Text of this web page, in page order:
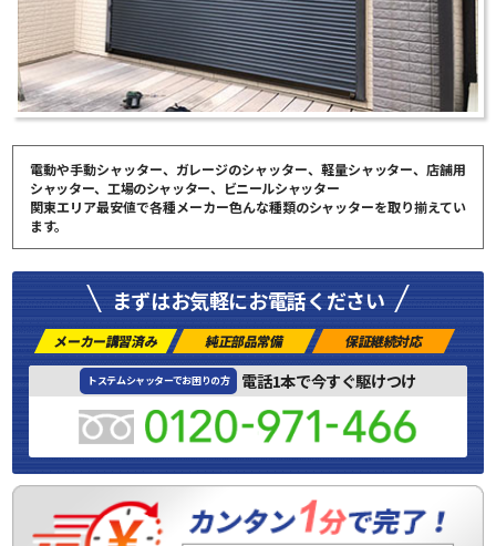
電動や手動シャッター、ガレージのシャッター、軽量シャッター、店舗用
シャッター、工場のシャッター、ビニールシャッター
関東エリア最安値で各種メーカー色んな種類のシャッターを取り揃えてい
ます。
まずはお気軽にお電話ください
メーカー講習済み 純正部品常備 保証継続対応
トステムシャッターでお困りの方 電話1本で今すぐ駆けつけ